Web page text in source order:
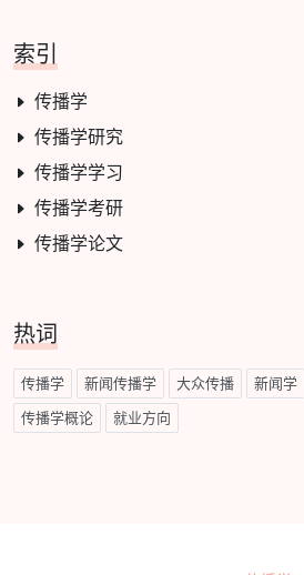
索引
传播学
传播学研究
传播学学习
传播学考研
传播学论文
热词
传播学 新闻传播学 大众传播 新闻学
传播学概论 就业方向